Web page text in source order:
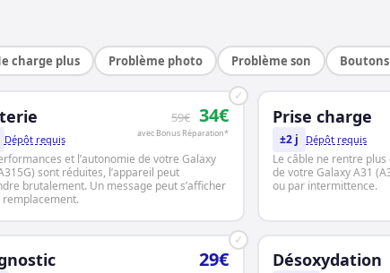
charge plus Problème photo Problème son Boutons
✓
59€ 34€
avec Bonus Réparation*
Dépôt requis
et l’autonomie de votre Galaxy
sont réduites, l’appareil peut
brutalement. Un message peut s’afficher
Prise charge
±2 j Dépôt requis
Le câble ne rentre
de votre Galaxy A31
ou par intermittence.
✓
29€ Désoxydation